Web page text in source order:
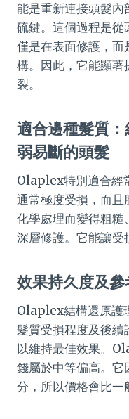
能是重新連接頭髮內
硫鍵。這個過程是從
僅是在表面修護，
構。因此，它能顯
裂。
適合邊種髮質
弱易斷的頭髮
Olaplex特別適合經
通常極度受損，而且
化學處理而變得粗
深層修護。它能讓受
效果持久度及
Olaplex結構還原護
髮質受損程度及後續
以維持最佳效果。
錢屬於中等偏高。
分，所以價格會比一